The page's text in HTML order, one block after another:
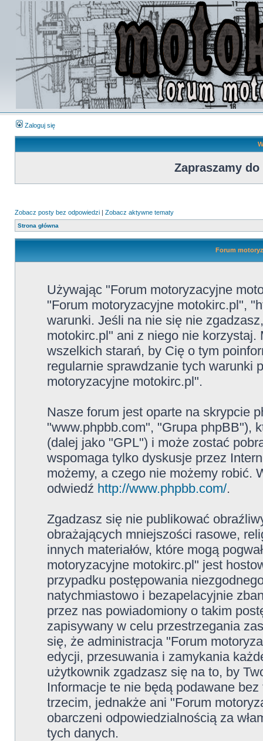
Zaloguj się
Zapraszamy do
Zobacz posty bez odpowiedzi | Zobacz aktywne tematy
Strona główna
Forum
Używając "Forum motoryzacyjne
"Forum motoryzacyjne motokirc.pl",
warunki. Jeśli na nie się nie
motokirc.pl" ani z niego nie korzystaj.
wszelkich starań, by Cię o tym
regularnie sprawdzanie tych warunki
motoryzacyjne motokirc.pl".
Nasze forum jest oparte na skrypcie
"www.phpbb.com", "Grupa phpBB"),
(dalej jako "GPL") i może zostać
wspomaga tylko dyskusje przez
możemy, a czego nie możemy robić.
odwiedź http://www.phpbb.com/.
Zgadzasz się nie publikować
obrażających mniejszości rasowe,
innych materiałów, które mogą
motoryzacyjne motokirc.pl" jest
przypadku postępowania
natychmiastowo i bezapelacyjnie
przez nas powiadomiony o takim
zapisywany w celu przestrzegania
się, że administracja "Forum
edycji, przesuwania i zamykania
użytkownik zgadzasz się na to, by
Informacje te nie będą podawane
trzecim, jednakże ani "Forum
obarczeni odpowiedzialnością za
tych danych.